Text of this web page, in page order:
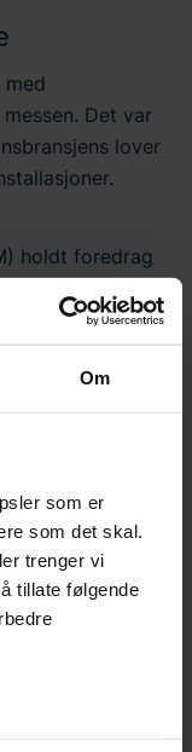
Om
som er
som det skal.
trenger vi
tillate følgende
Det var
lover
holdt foredrag
på regelverk og
700 serien
Komité (NEK)
Automation AS
i dagens
og